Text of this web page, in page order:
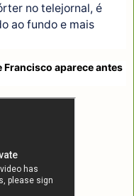
no telejornal, é
ao fundo e mais
Francisco aparece antes